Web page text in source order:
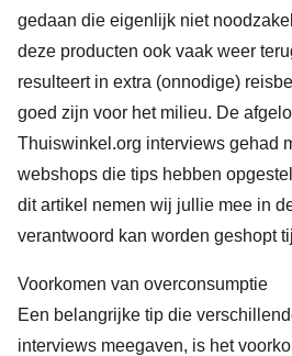
gedaan die eigenlijk niet
deze producten ook vaak weer
resulteert in extra (onnodige)
goed zijn voor het milieu. De
Thuiswinkel.org interviews gehad
webshops die tips hebben
dit artikel nemen wij jullie mee in
verantwoord kan worden geshopt
Voorkomen van overconsumptie
Een belangrijke tip die
interviews meegaven, is het